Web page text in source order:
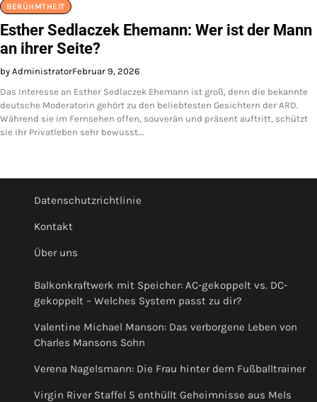
BERÜHMTHEIT
Esther Sedlaczek Ehemann: Wer ist der Mann
an ihrer Seite?
by AdministratorFebruar 9, 2026
Das Interesse an Esther Sedlaczek Ehemann ist groß, denn die bekannte
deutsche Moderatorin gehört zu den beliebtesten Gesichtern der ARD.
Während sie im Fernsehen offen, souverän und präsent auftritt, schützt
sie ihr Privatleben sehr bewusst.…
Datenschutzrichtlinie
Kontakt
Über uns
Balkonkraftwerk mit Speicher: AC-gekoppelt vs. DC-
gekoppelt – Welches System passt zu dir?
Valentine Michael Manson: Das verborgene Leben von
Charles Mansons Sohn
Verena Nagelsmann: Die Frau hinter dem Fußballtrainer
Virgin River Staffel 5 enthüllt Geheimnisse aus Mels